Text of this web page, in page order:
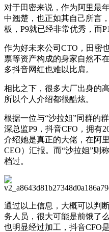
对于田密来说，作为阿里最
中翘楚，也正如其自己所言
板，P9就已经非常优秀，而
作为好未来公司CTO，田密
票等资产构成的身家自然不
多抖音网红也难以比肩。
相比之下，很多大厂出身的
所以个人介绍都很酷炫。
根据一位与“沙拉姐”同群的
深总监P9，抖音CFO，拥有
介绍她是真正的大佬，在阿
CEO）汇报。而“沙拉姐”则
档过。
通过以上信息，大概可以判
务人员，很大可能是前饿了
也明显经过加工，抖音CFO